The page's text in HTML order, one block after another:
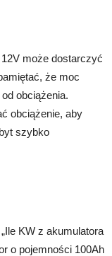
może dostarczyć
że moc
obciążenia.
obciążenie, aby
szybko
KW z akumulatora
o pojemności 100Ah